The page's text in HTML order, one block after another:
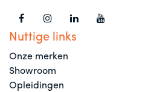
Nuttige links
Onze merken
Showroom
Opleidingen